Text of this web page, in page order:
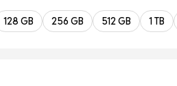
128 GB 256 GB 512 GB 1 TB